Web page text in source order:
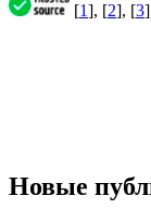
[1], [2], [3
Новые